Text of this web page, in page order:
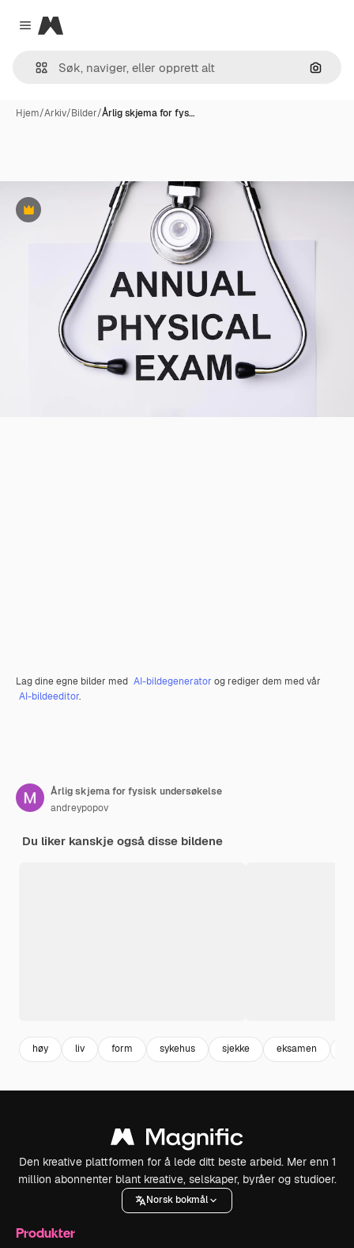
Close menu
Magnific
Søk
Hjem/Arkiv/Bilder/Årlig skjema for fys…
Premium
Lag dine egne bilder med AI-bildegenerator og rediger dem med vår
AI-bildeeditor.
Årlig skjema for fysisk undersøkelse
andreypopov
Du liker kanskje også disse bildene
høy liv form sykehus sjekke eksamen
Den kreative plattformen for å lede ditt beste arbeid. Mer enn 1
million abonnenter blant kreative, selskaper, byråer og studioer.
Norsk bokmål
Produkter